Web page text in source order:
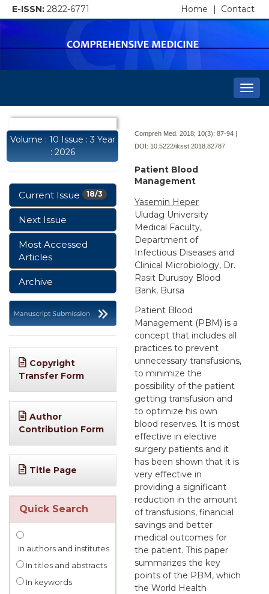
E-ISSN: 2822-6771 Contact
Home |
Volume : 10 Issue : 3 Year
: 2026
18/3
Current Issue
Next Issue
Most Accessed
Articles
Archive
Copyright
Transfer Form
Author
Contribution Form
Title Page
Quick Search
In authors and institutes
In titles and abstracts
In keywords
Compreh Med. 2018; 10(3): 87-94 |
DOI: 10.5222/iksst.2018.82787
Patient Blood
Management
Yasemin Heper
Uludag University
Medical Faculty,
Department of
Infectious Diseases and
Clinical Microbiology, Dr.
Rasit Durusoy Blood
Bank, Bursa
Patient Blood
Management (PBM) is a
concept that includes all
practices to prevent
unnecessary transfusions,
to minimize the
possibility of the patient
getting transfusion and
to optimize his own
blood reserves. It is most
effective in elective
surgery patients and it
has been shown that it is
very effective in
providing a significant
reduction in the amount
of transfusions, financial
savings and better
medical outcomes for
the patient. This paper
summarizes the key
points of the PBM, which
the World Health